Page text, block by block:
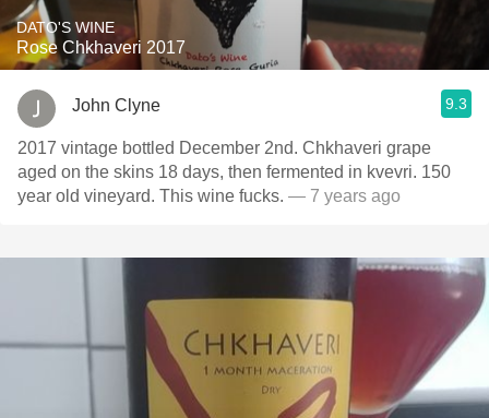
DATO'S WINE
Rose Chkhaveri 2017
John Clyne 9.3
2017 vintage bottled December 2nd. Chkhaveri grape
aged on the skins 18 days, then fermented in kvevri. 150
year old vineyard. This wine fucks. — 7 years ago